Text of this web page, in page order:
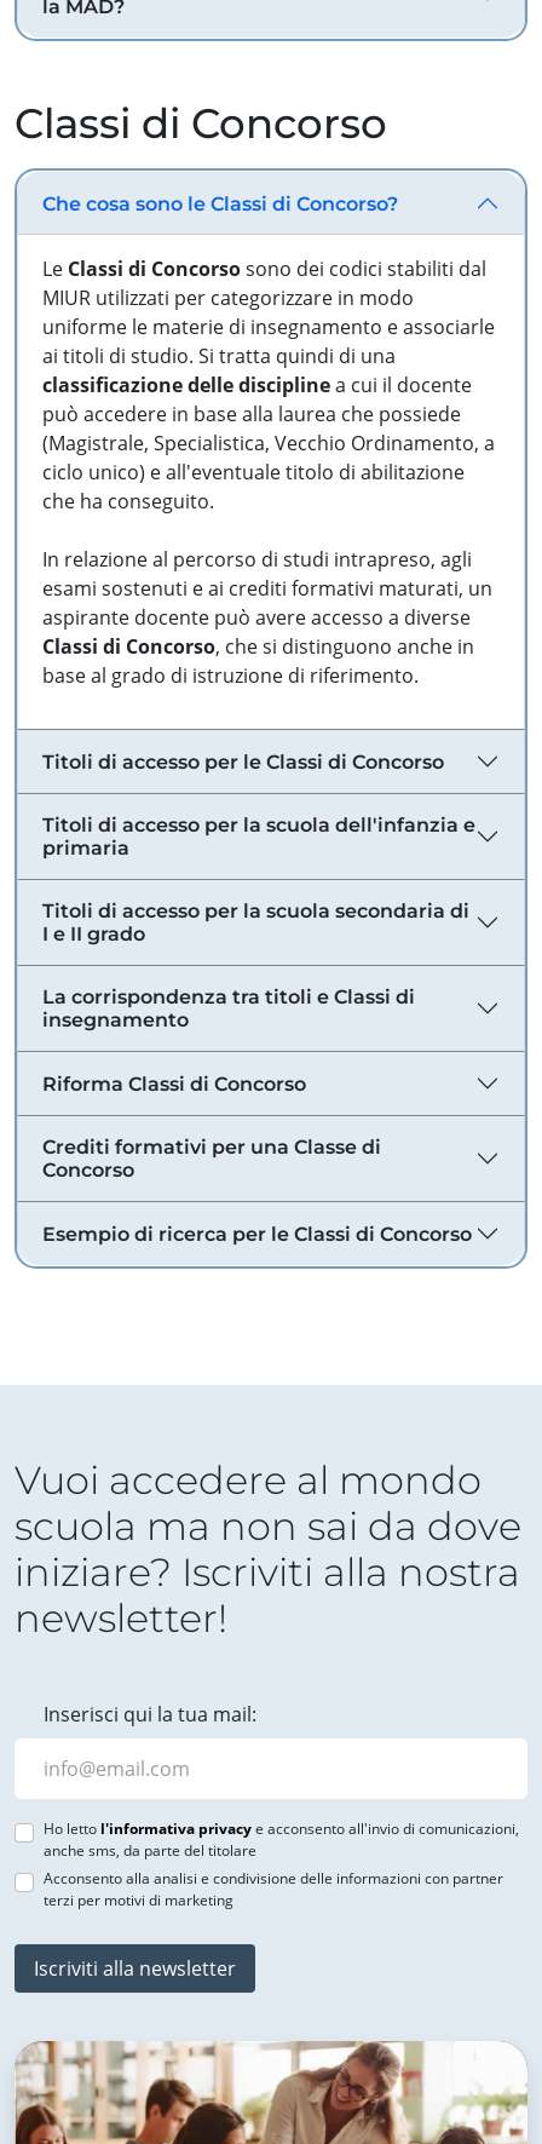
la MAD?
Classi di Concorso
Che cosa sono le Classi di Concorso?
Le Classi di Concorsosono dei codici stabiliti dal
MIUR utilizzati per categorizzare in modo
uniforme le materie di insegnamento e associarle
ai titoli di studio. Si tratta quindi di una
classificazione delle disciplinea cui il docente
può accedere in base alla laurea che possiede
(Magistrale, Specialistica, Vecchio Ordinamento, a
ciclo unico) e all'eventuale titolo di abilitazione
che ha conseguito.
In relazione al percorso di studi intrapreso, agli
esami sostenuti e ai crediti formativi maturati, un
aspirante docente può avere accesso a diverse
Classi di Concorso, che si distinguono anche in
base al grado di istruzione di riferimento.
Titoli di accesso per le Classi di Concorso
Titoli di accesso per la scuola dell'infanzia e
primaria
Titoli di accesso per la scuola secondaria di
I e II grado
La corrispondenza tra titoli e Classi di
insegnamento
Riforma Classi di Concorso
Crediti formativi per una Classe di
Concorso
Esempio di ricerca per le Classi di Concorso
Vuoi accedere al mondo
scuola ma non sai da dove
iniziare? Iscriviti alla nostra
newsletter!
Inserisci qui la tua mail:
Ho letto l'informativa privacye acconsento all'invio di comunicazioni,
anche sms, da parte del titolare
Acconsento alla analisi e condivisione delle informazioni con partner
terzi per motivi di marketing
Iscriviti alla newsletter